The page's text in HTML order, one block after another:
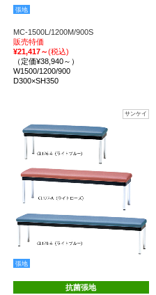
張地
MC-1500L/1200M/900S
販売特価
¥21,417～(税込)
（定価¥38,940～）
W1500/1200/900
D300×SH350
サンケイ
張地
抗菌張地